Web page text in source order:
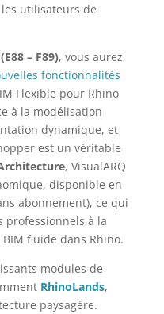
utilisateurs de
– F89), vous aurez
fonctionnalités
Flexible pour Rhino
à la modélisation
dynamique, et
est un véritable
, VisualARQ
disponible en
abonnement), ce qui
professionnels à la
fluide dans Rhino.
modules de
RhinoLands,
paysagère.